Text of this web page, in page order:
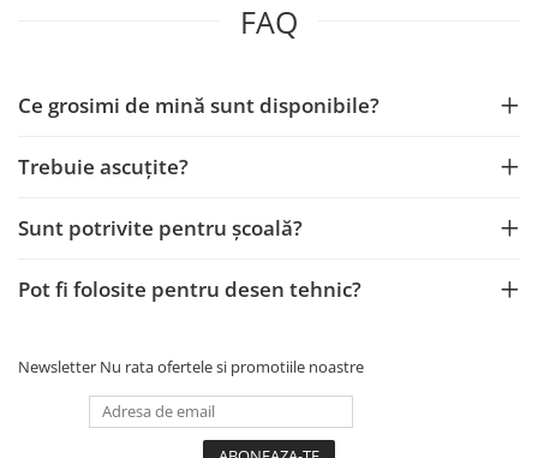
Instrumente de scris și desen
Carioci
Creioane colorate
Linere
Mine pentru creioane mecanice
Rezerve stilouri
FAQ
Ce grosimi de mină sunt disponibile?
Trebuie ascuțite?
Sunt potrivite pentru școală?
Pot fi folosite pentru desen tehnic?
Newsletter Nu rata ofertele si promotiile noastre